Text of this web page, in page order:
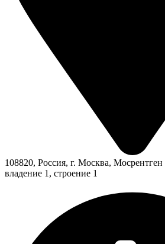
108820, Россия, г. Москва,
владение 1, строение 1